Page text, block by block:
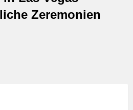
Zeremonien